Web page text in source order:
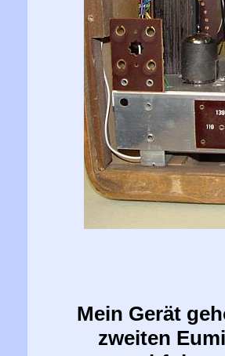
Mein Gerät
zweiten